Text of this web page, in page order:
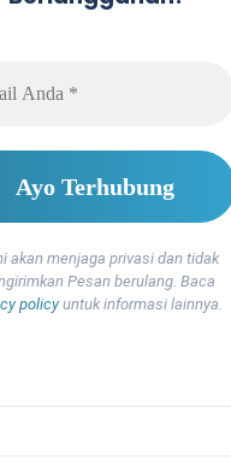
akan menjaga privasi dan tidak
Pesan berulang. Baca
policyuntuk informasi lainnya.